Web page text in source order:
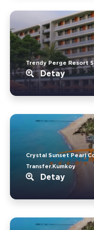
Trendy Perge Resort
Detay
Crystal Sunset Pearl
Transfer.Kumkoy
Detay